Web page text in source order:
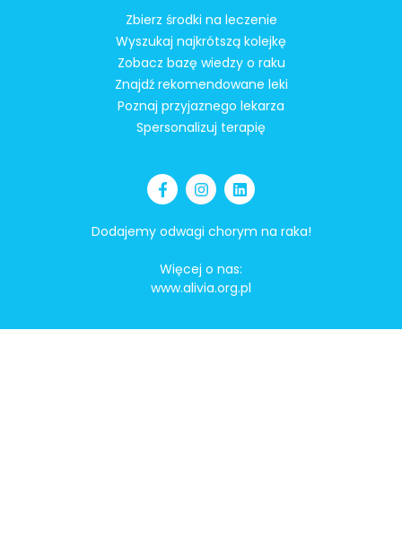
Zbierz środki na leczenie
Wyszukaj najkrótszą kolejkę
Zobacz bazę wiedzy o raku
Znajdź rekomendowane leki
Poznaj przyjaznego lekarza
Spersonalizuj terapię
Dodajemy odwagi chorym na raka!
Więcej o nas:
www.alivia.org.pl